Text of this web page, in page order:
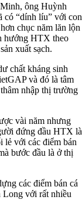
ông Huỳnh
có “dính líu” với con
chục năm lăn lộn
hướng HTX theo
xuất sạch.
chất kháng sinh
và đó là tâm
nhập thị trường
vài năm nhưng
đứng đầu HTX là
lẻ với các điểm bán
bước đầu là ở thị
các điểm bán cá
Long với rất nhiều